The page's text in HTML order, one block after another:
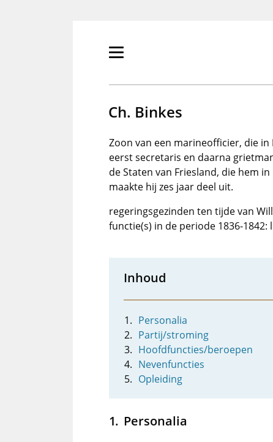
Primair
tonen/verbergen
Ch. Binkes
Zoon van een marineofficier, die
eerst secretaris en daarna
de Staten van Friesland, die hem
maakte hij zes jaar deel uit.
regeringsgezinden ten tijde van
functie(s) in de periode 1836-1842:
Inhoud
Personalia
Partij/stroming
Hoofdfuncties/beroepen
Nevenfuncties
Opleiding
Personalia